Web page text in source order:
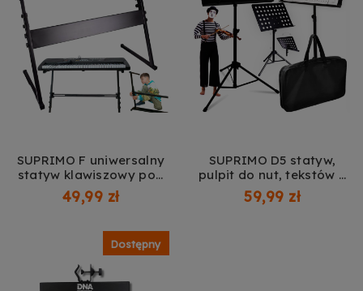
SUPRIMO F uniwersalny
statyw klawiszowy pod
keyboard pianino
cyfrowe
49,99 zł
SUPRIMO D5 statyw,
pulpit do nut, tekstów +
pokrowiec
59,99 zł
Dostępny